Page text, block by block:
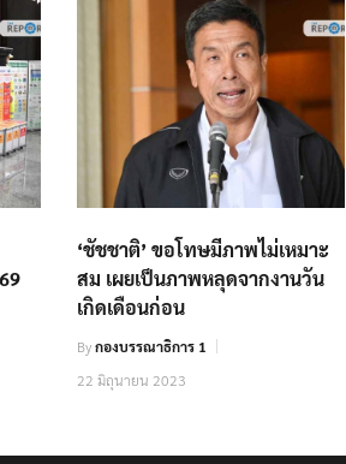
‘ชัชชาติ’ ขอโทษมีภาพไม่เหมาะ
สม เผยเป็นภาพหลุดจากงานวัน
เกิดเดือนก่อน
Byกองบรรณาธิการ 1
22 มิถุนายน 2023